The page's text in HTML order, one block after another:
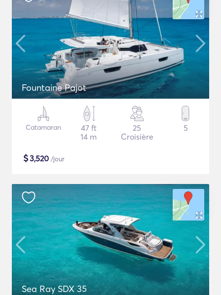
Fountaine Pajot
Catamaran
47 ft
14 m
25
Croisière
5
$3,520 /jour
Sea Ray SDX 35